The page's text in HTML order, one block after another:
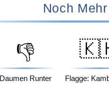
Noch
👎
Daumen Runter Flagge: